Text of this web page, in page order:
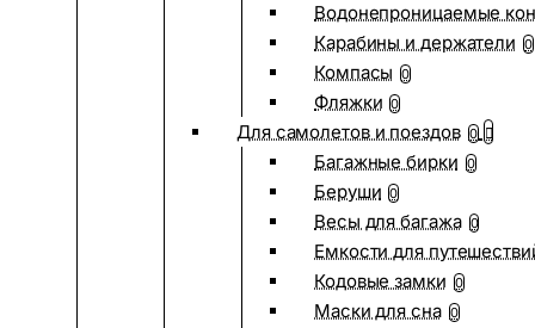
Водонепроницаемые
Карабины и держатели 0
Компасы 0
Фляжки 0
Для самолетов и поездов 0
Багажные бирки 0
Беруши 0
Весы для багажа 0
Емкости для
Кодовые замки 0
Маски для сна 0